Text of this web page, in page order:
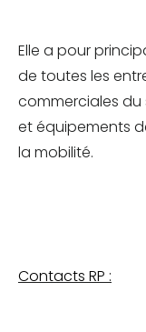
Elle a pour
de toutes les
commerciales
et équipements
la mobilité.
Contacts RP :